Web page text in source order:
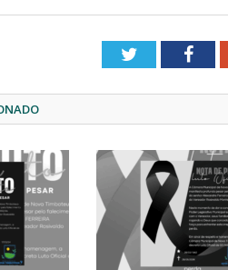
Twitter